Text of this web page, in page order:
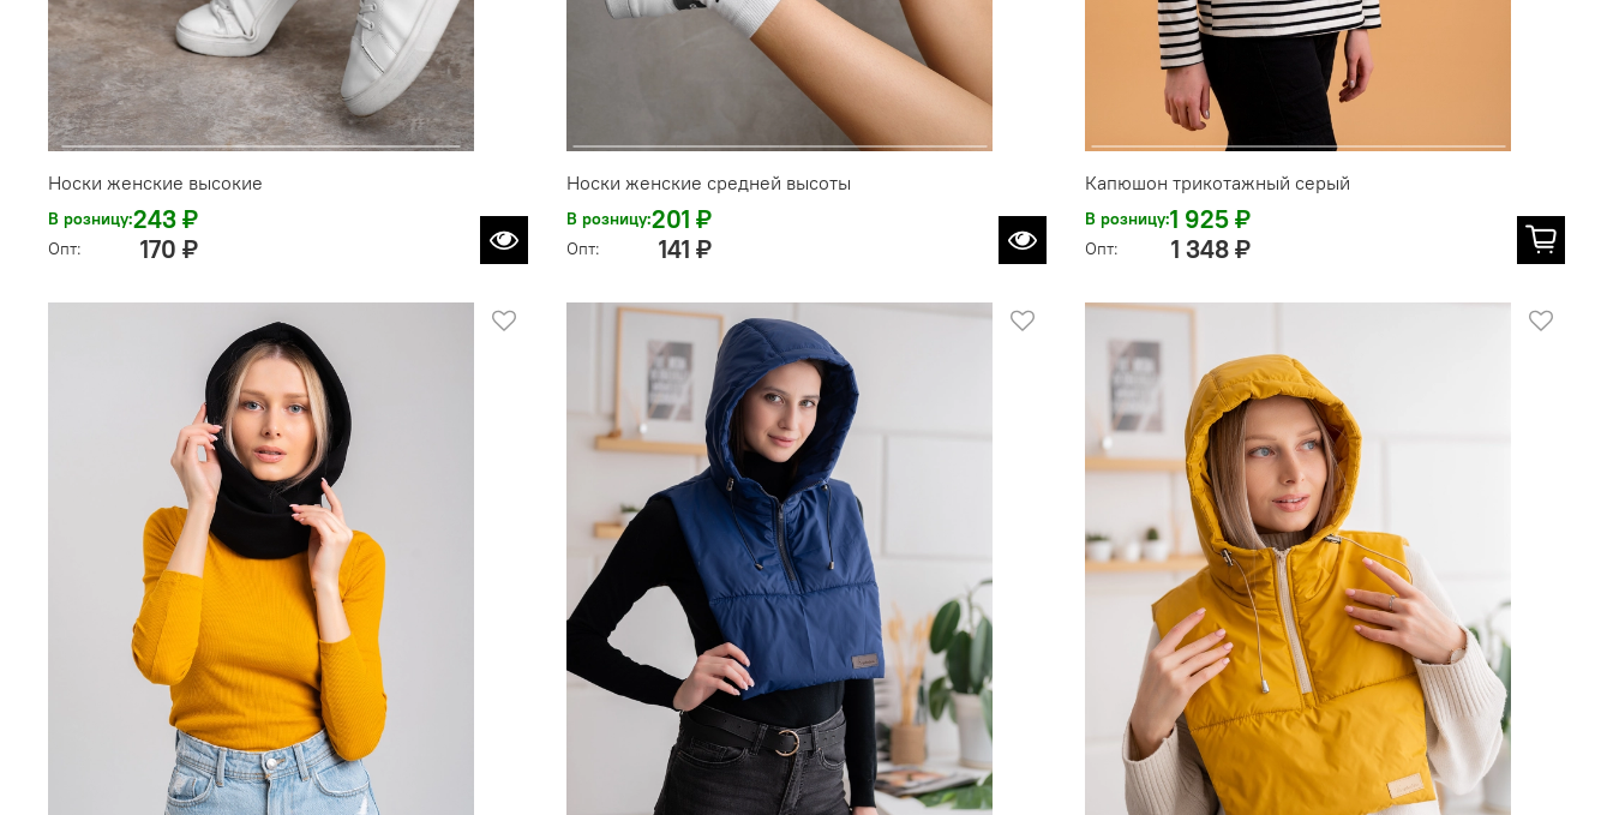
Носки женские высокие
В розницу:243 ₽
Опт: 170 ₽
Носки женские средней высоты
В розницу:201 ₽
Опт: 141 ₽
Капюшон трикотажный серый
В розницу:1 925 ₽
Опт: 1 348 ₽